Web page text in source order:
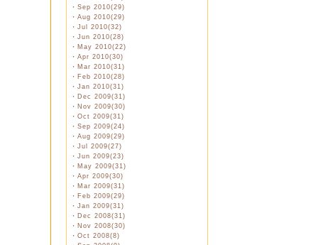
・ Sep 2010(29)
・ Aug 2010(29)
・ Jul 2010(32)
・ Jun 2010(28)
・ May 2010(22)
・ Apr 2010(30)
・ Mar 2010(31)
・ Feb 2010(28)
・ Jan 2010(31)
・ Dec 2009(31)
・ Nov 2009(30)
・ Oct 2009(31)
・ Sep 2009(24)
・ Aug 2009(29)
・ Jul 2009(27)
・ Jun 2009(23)
・ May 2009(31)
・ Apr 2009(30)
・ Mar 2009(31)
・ Feb 2009(29)
・ Jan 2009(31)
・ Dec 2008(31)
・ Nov 2008(30)
・ Oct 2008(8)